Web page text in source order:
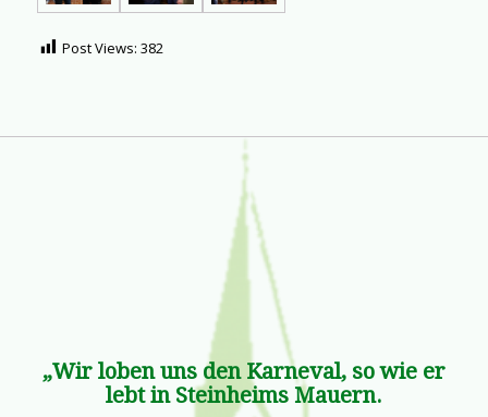
Post Views: 382
„Wir loben uns den Karneval, so wie er
lebt in Steinheims Mauern.